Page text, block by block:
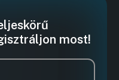
most!